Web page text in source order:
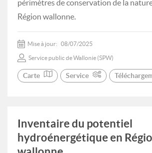
périmètres de conservation de la
Région wallonne.
Mise à jour: 08/07/2025
Service public de Wallonie (SPW)
Carte Service
Inventaire du potentiel
hydroénergétique en